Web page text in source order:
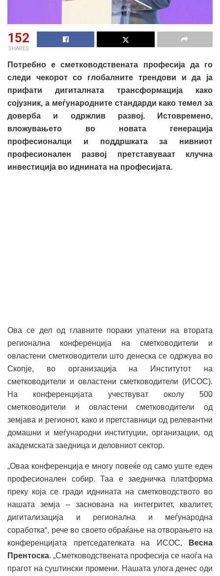
152
SHARES
Потребно е сметководствената професија да го
следи чекорот со глобалните трендови и да ја
прифати дигиталната трансформација како
сојузник, а меѓународните стандарди како темел за
доверба и одржлив развој. Истовремено,
вложувањето во новата генерација
професионалци и поддршката за нивниот
професионален развој претставуваат клучна
инвестиција во иднината на професијата.
Ова се дел од главните пораки упатени на втората
регионална конференција на сметководители и
овластени сметководители што денеска се одржува во
Скопје, во организација на Институтот на
сметководители и овластени сметководители (ИСОС).
На конференцијата учествуват околу 500
сметководители и овластени сметководители од
земјава и регионот, како и претставници од релевантни
домашни и меѓународни институции, организации, од
академската заедница и деловниот сектор.
„Оваа конференција е многу повеќе од само уште еден
професионален собир. Таа е заедничка платформа
преку која се гради иднината на сметководството во
нашата земја – заснована на интегритет, квалитет,
дигитализација и регионална и меѓународна
соработка“, рече во своето обраќање на отворањето на
конференцијата претседателката на ИСОС,
Весна
Прентоска. „Сметководствената професија се наоѓа на
прагот на суштински промени. Нашата улога денес оди